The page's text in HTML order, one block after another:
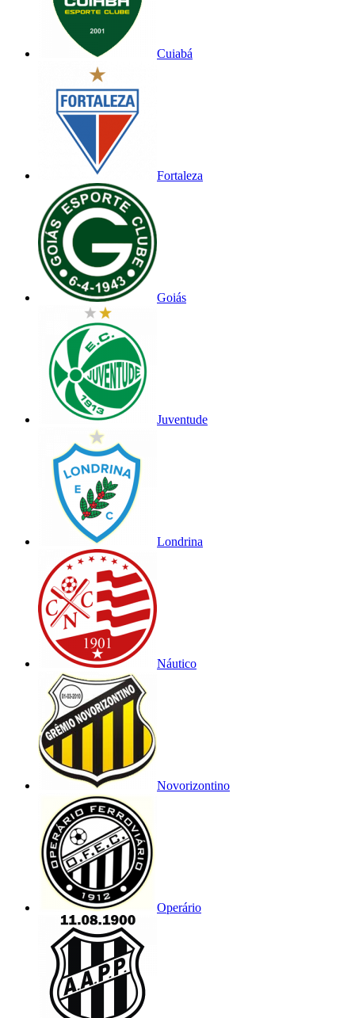
Cuiabá
Fortaleza
Goiás
Juventude
Londrina
Náutico
Novorizontino
Operário